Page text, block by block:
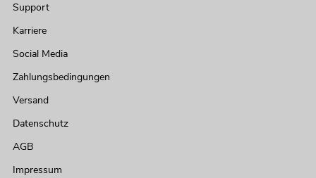
Support
Karriere
Social Media
Zahlungsbedingungen
Versand
Datenschutz
AGB
Impressum